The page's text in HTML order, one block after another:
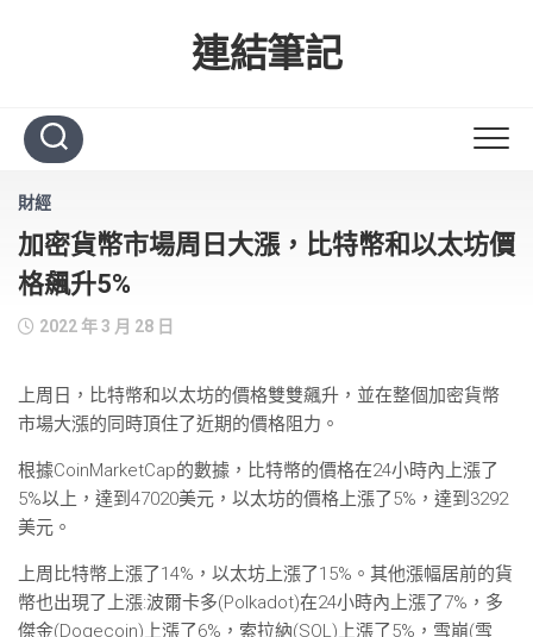
連結筆記
財經
加密貨幣市場周日大漲，比特幣和以太坊價
格飆升5%
2022 年 3 月 28 日
上周日，比特幣和以太坊的價格雙雙飆升，並在整個加密貨幣
市場大漲的同時頂住了近期的價格阻力。
根據CoinMarketCap的數據，比特幣的價格在24小時內上漲了
5%以上，達到47020美元，以太坊的價格上漲了5%，達到3292
美元。
上周比特幣上漲了14%，以太坊上漲了15%。其他漲幅居前的貨
幣也出現了上漲:波爾卡多(Polkadot)在24小時內上漲了7%，多
傑金(Dogecoin)上漲了6%，索拉納(SOL)上漲了5%，雪崩(雪